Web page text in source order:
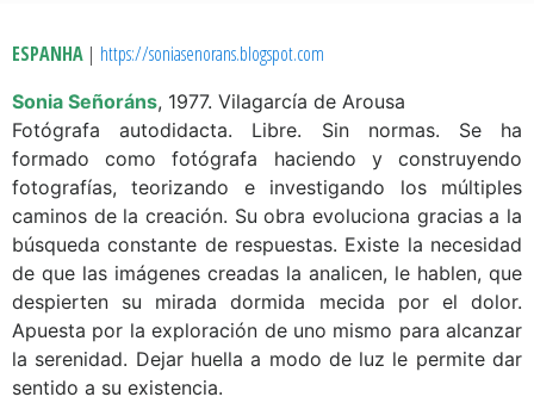
ESPANHA | https://soniasenorans.blogspot.com
Sonia Señoráns, 1977. Vilagarcía de Arousa
Fotógrafa autodidacta. Libre. Sin normas. Se ha
formado como fotógrafa haciendo y construyendo
fotografías, teorizando e investigando los múltiples
caminos de la creación. Su obra evoluciona gracias a la
búsqueda constante de respuestas. Existe la necesidad
de que las imágenes creadas la analicen, le hablen, que
despierten su mirada dormida mecida por el dolor.
Apuesta por la exploración de uno mismo para alcanzar
la serenidad. Dejar huella a modo de luz le permite dar
sentido a su existencia.